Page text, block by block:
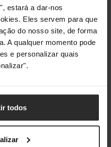
estará a dar-nos
Eles servem para que
do nosso site, de forma
A qualquer momento pode
e personalizar quais
todos
60 Hz
- 240 V